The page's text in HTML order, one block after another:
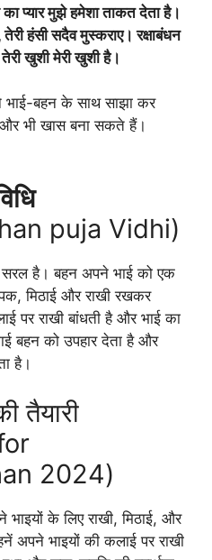
प्यार मुझे हमेशा ताकत देता है।
तेरी हंसी सदैव मुस्कराए। रक्षाबंधन
खुशी मेरी खुशी है।
बहन के साथ साझा कर
भी खास बना सकते हैं।
puja Vidhi)
सरल है। बहन अपने भाई को एक
मिठाई और राखी रखकर
पर राखी बांधती है और भाई का
बहन को उपहार देता है और
है।
तैयारी
2024)
भाइयों के लिए राखी, मिठाई, और
अपने भाइयों की कलाई पर राखी